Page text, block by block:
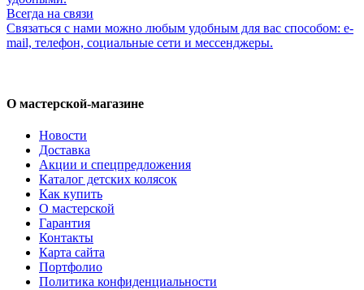
Всегда на связи
Связаться с нами можно любым удобным для вас способом: e-
mail, телефон, социальные сети и мессенджеры.
О мастерской-магазине
Новости
Доставка
Акции и спецпредложения
Каталог детских колясок
Как купить
О мастерской
Гарантия
Контакты
Карта сайта
Портфолио
Политика конфиденциальности